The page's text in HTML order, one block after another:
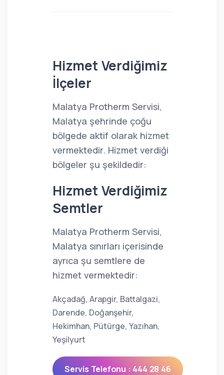
Hizmet Verdiğimiz
İlçeler
Malatya Protherm Servisi,
Malatya şehrinde çoğu
bölgede aktif olarak hizmet
vermektedir. Hizmet verdiği
bölgeler şu şekildedir:
Hizmet Verdiğimiz
Semtler
Malatya Protherm Servisi,
Malatya sınırları içerisinde
ayrıca şu semtlere de
hizmet vermektedir:
Akçadağ, Arapgir, Battalgazi,
Darende, Doğanşehir,
Hekimhan, Pütürge, Yazıhan,
Yeşilyurt
Servis Telefonu : 444 28 46